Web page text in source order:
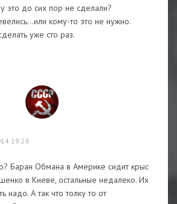
это до сих пор не сделали?
кому-то это не нужно.
уже сто раз.
19:26
Баран Обмана в Америке сидит крыс
в Киеве, остальные недалеко. Их
надо. А так что толку то от